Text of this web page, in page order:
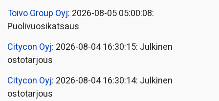
Toivo Group Oyj: 2026-08-05 05:00:08:
Puolivuosikatsaus
Citycon Oyj: 2026-08-04 16:30:15: Julkinen
ostotarjous
Citycon Oyj: 2026-08-04 16:30:14: Julkinen
ostotarjous